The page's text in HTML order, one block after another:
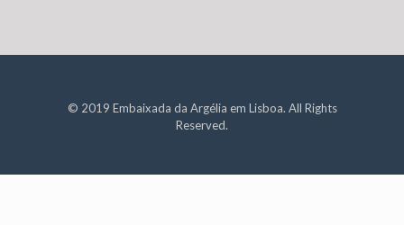
© 2019 Embaixada da Argélia em Lisboa. All Rights
Reserved.